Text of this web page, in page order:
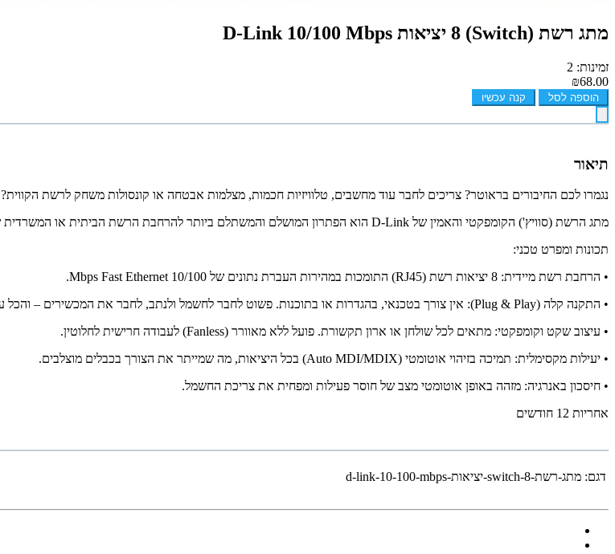
מתג רשת (Switch) 8 יציאות D-Link 10/100 Mbps
זמינות: 2
₪68.00
הוספה לסל קנה עכשיו
תיאור
נגמרו לכם החיבורים בראוטר? צריכים לחבר עוד מחשבים, טלוויזיות חכמות, מצלמות אבטחה או קונסולות משחק לרשת הקווית?
מתג הרשת (סוויץ') הקומפקטי והאמין של D-Link הוא הפתרון המושלם והמשתלם ביותר להרחבת הרשת הביתית או המשרדית שלכם.
תכונות ומפרט טכני:
• הרחבת רשת מיידית: 8 יציאות רשת (RJ45) התומכות במהירות העברת נתונים של 10/100 Mbps Fast Ethernet.
• התקנה קלה (Plug & Play): אין צורך בטכנאי, בהגדרות או בתוכנות. פשוט לחבר לחשמל ולנתב, לחבר את המכשירים – והכל עובד!
• עיצוב שקט וקומפקטי: מתאים לכל שולחן או ארון תקשורת. פועל ללא מאוורר (Fanless) לעבודה חרישית לחלוטין.
• יעילות מקסימלית: תמיכה בזיהוי אוטומטי (Auto MDI/MDIX) בכל היציאות, מה שמייתר את הצורך בכבלים מוצלבים.
• חיסכון באנרגיה: מזהה באופן אוטומטי מצב של חוסר פעילות ומפחית את צריכת החשמל.
אחריות 12 חודשים
דגם: מתג-רשת-switch-8-יציאות-d-link-10-100-mbps